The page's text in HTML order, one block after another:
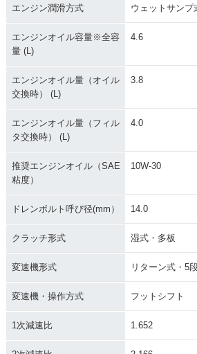
PER FOUR・カラー
PER FOUR ABS・
新登場
2004年 CB1300 SU
PER FOUR・カラー
チェンジ
2003年 CB1300 SU
ーチェンジ
ーチェンジ
エンジン潤滑方式 ウェットサンプ
エンジンオイル容量※全容
量 (L)
4.6
エンジンオイル量（オイル
交換時） (L)
3.8
エンジンオイル量（フィル
タ交換時） (L)
4.0
推奨エンジンオイル（SAE
粘度）
10W-30
ドレンボルト呼び径(mm） 14.0
クラッチ形式 湿式・多板
変速機形式 リターン式・5
変速機・操作方式 フットシフト
1次減速比 1.652